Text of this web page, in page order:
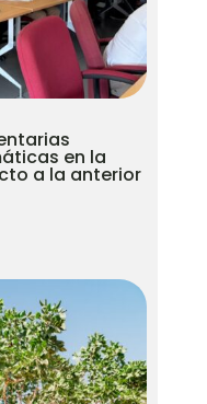
en la
a la anterior